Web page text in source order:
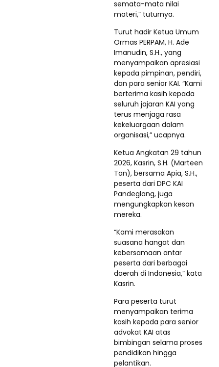
semata-mata nilai
materi,” tuturnya.
Turut hadir Ketua Umum
Ormas PERPAM, H. Ade
Imanudin, S.H., yang
menyampaikan apresiasi
kepada pimpinan, pendiri,
dan para senior KAI. “Kami
berterima kasih kepada
seluruh jajaran KAI yang
terus menjaga rasa
kekeluargaan dalam
organisasi,” ucapnya.
Ketua Angkatan 29 tahun
2026, Kasrin, S.H. (Marteen
Tan), bersama Apia, S.H.,
peserta dari DPC KAI
Pandeglang, juga
mengungkapkan kesan
mereka.
“Kami merasakan
suasana hangat dan
kebersamaan antar
peserta dari berbagai
daerah di Indonesia,” kata
Kasrin.
Para peserta turut
menyampaikan terima
kasih kepada para senior
advokat KAI atas
bimbingan selama proses
pendidikan hingga
pelantikan.